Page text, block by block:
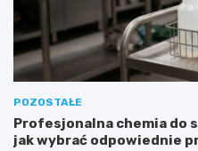
POZOSTAŁE
Profesjonalna chemia do
jak wybrać odpowiednie